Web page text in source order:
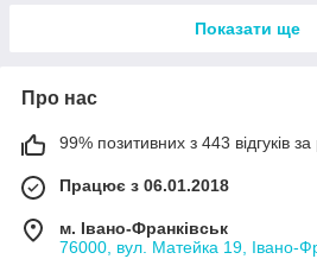
Показати ще
Про нас
99% позитивних з 443 відгуків за
Працює з 06.01.2018
м. Івано-Франківськ
76000, вул. Матейка 19, Івано-